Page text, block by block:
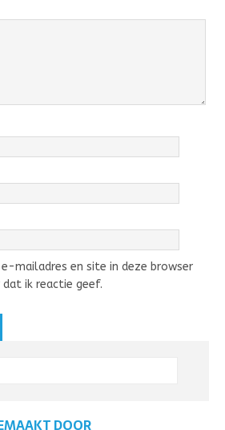
e-mailadres en site in deze browser
ik reactie geef.
DOOR